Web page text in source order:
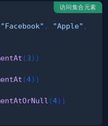
访问集合元素
"Facebook" , "Apple" ,
(3) )
(4) )
(4) )